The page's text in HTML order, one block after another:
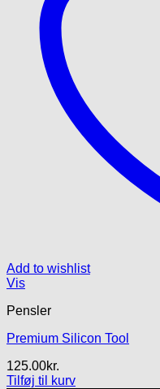
Add to wishlist
Vis
Pensler
Premium Silicon Tool
125.00kr.
Tilføj til kurv